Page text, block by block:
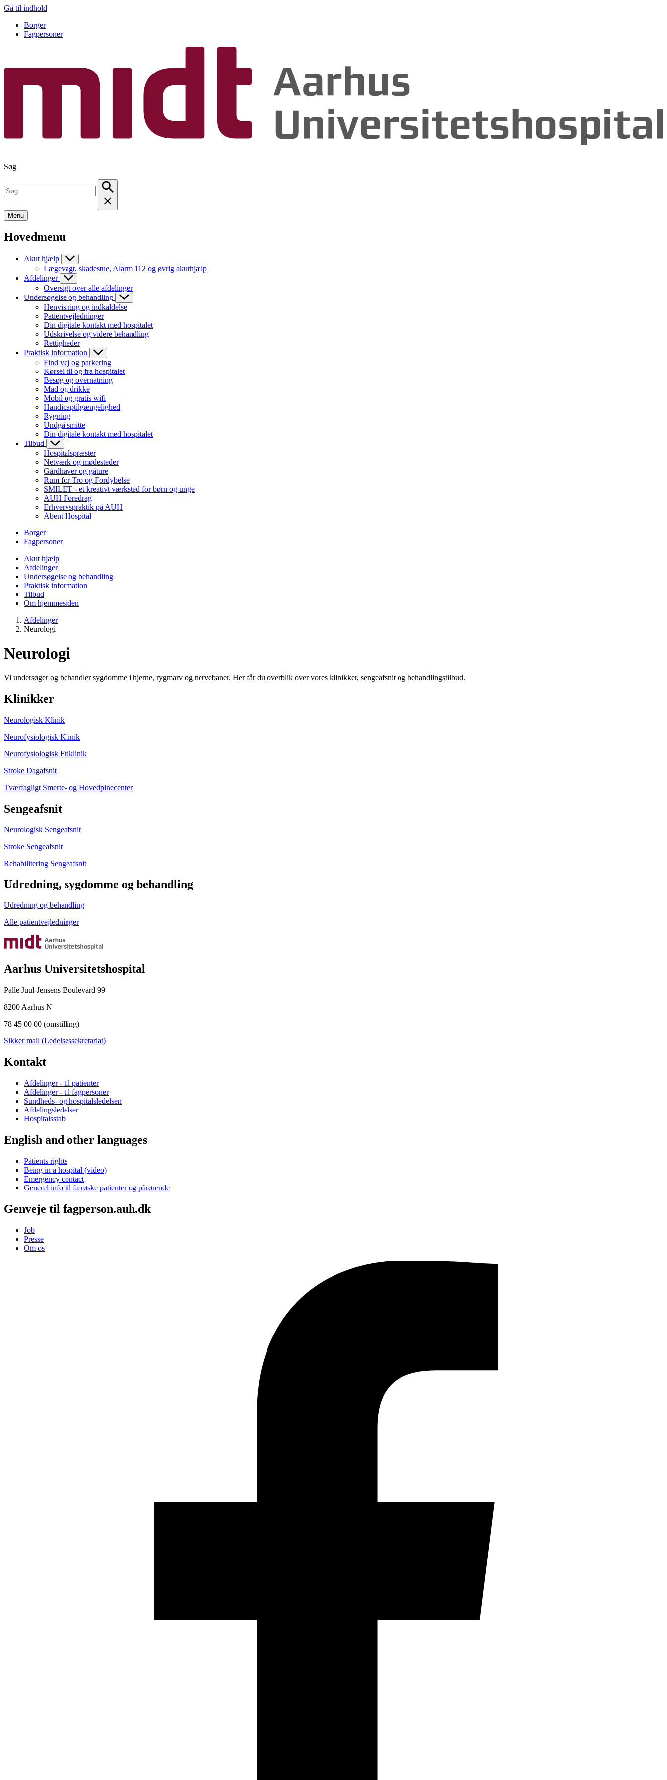
Gå til indhold
Borger
Fagpersoner
Søg
Menu
Hovedmenu
Akut hjælp
Lægevagt, skadestue, Alarm 112 og øvrig akuthjælp
Afdelinger
Oversigt over alle afdelinger
Undersøgelse og behandling
Henvisning og indkaldelse
Patientvejledninger
Din digitale kontakt med hospitalet
Udskrivelse og videre behandling
Rettigheder
Praktisk information
Find vej og parkering
Kørsel til og fra hospitalet
Besøg og overnatning
Mad og drikke
Mobil og gratis wifi
Handicaptilgængelighed
Rygning
Undgå smitte
Din digitale kontakt med hospitalet
Tilbud
Hospitalspræster
Netværk og mødesteder
Gårdhaver og gåture
Rum for Tro og Fordybelse
SMILET - et kreativt værksted for børn og unge
AUH Foredrag
Erhvervspraktik på AUH
Åbent Hospital
Borger
Fagpersoner
Akut hjælp
Afdelinger
Undersøgelse og behandling
Praktisk information
Tilbud
Om hjemmesiden
Afdelinger
Neurologi
Neurologi
Vi undersøger og behandler sygdomme i hjerne, rygmarv og nervebaner. Her får du overblik over vores klinikker, sengeafsnit og behandlingstilbud.
Klinikker
Neurologisk Klinik
Neurofysiologisk Klinik
Neurofysiologisk Friklinik
Stroke Dagafsnit
Tværfagligt Smerte- og Hovedpinecenter
Sengeafsnit
Neurologisk Sengeafsnit
Stroke Sengeafsnit
Rehabilitering Sengeafsnit
Udredning, sygdomme og behandling
Udredning og behandling
Alle patientvejledninger
Aarhus Universitetshospital
Palle Juul-Jensens Boulevard 99
8200 Aarhus N
78 45 00 00 (omstilling)
Sikker mail (Ledelsessekretariat)
Kontakt
Afdelinger - til patienter
Afdelinger - til fagpersoner
Sundheds- og hospitalsledelsen
Afdelingsledelser
Hospitalsstab
English and other languages
Patients rights
Being in a hospital (video)
Emergency contact
Generel info til færøske patienter og pårørende
Genveje til fagperson.auh.dk
Job
Presse
Om os